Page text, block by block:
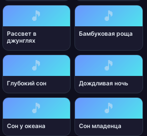
🎵
Рассвет в
джунглях
🎵
Бамбуковая роща
🎵
Глубокий сон
🎵
Дождливая ночь
🎵
Сон у океана
🎵
Сон младенца